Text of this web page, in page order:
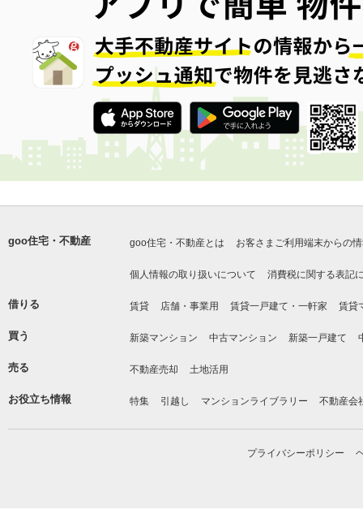
goo住宅・不動産 goo住宅・不動産とは お客さまご利用端末からの
個人情報の取り扱いについて 消費税に関する表記
借りる 賃貸 店舗・事業用 賃貸一戸建て・一軒家 賃貸
買う 新築マンション 中古マンション 新築一戸建て
売る 不動産売却 土地活用
お役立ち情報 特集 引越し マンションライブラリー 不動産会
プライバシーポリシー